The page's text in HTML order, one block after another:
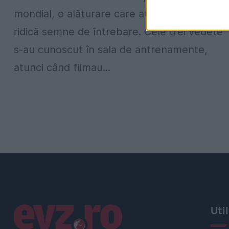
mondial, o alăturare care atrage atenția și
ridică semne de întrebare. Cele trei vedete
s-au cunoscut în sala de antrenamente,
atunci când filmau...
Linkuri utile